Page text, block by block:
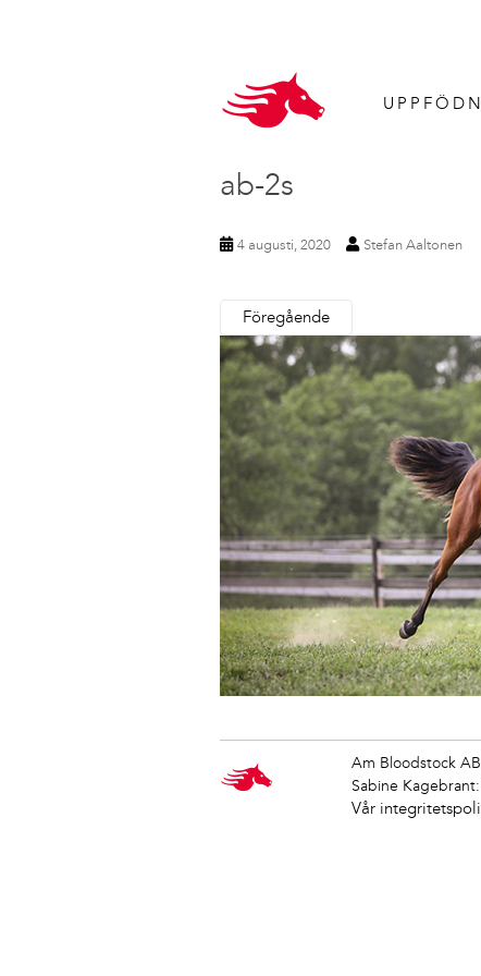
ab-2s
4 augusti, 2020 Stefan Aaltonen
Föregående
Am Bloodstock
Sabine
Vår